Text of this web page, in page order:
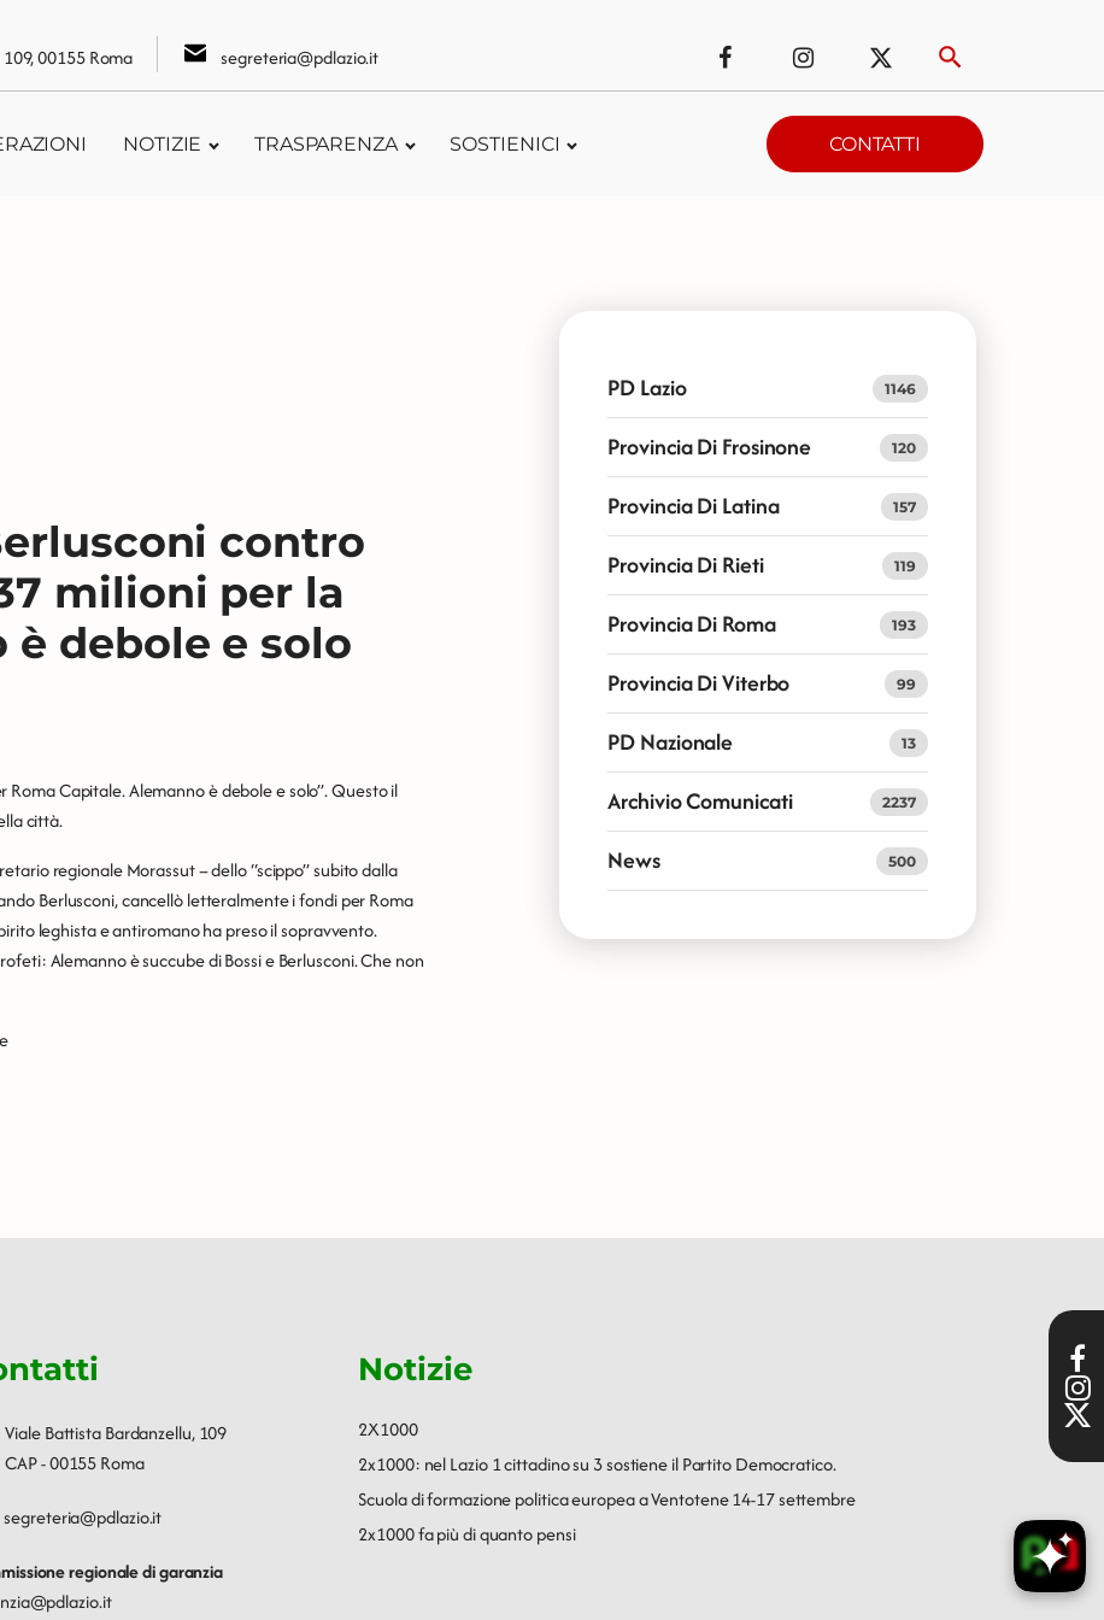
00155 Roma segreteria@pdlazio.it
NOTIZIE TRASPARENZA SOSTIENICI CONTATTI
contro
milioni per la
è debole e solo
Roma Capitale. Alemanno è debole e solo”. Questo il
città.
regionale Morassut – dello “scippo” subito dalla
Berlusconi, cancellò letteralmente i fondi per Roma
leghista e antiromano ha preso il sopravvento.
Alemanno è succube di Bossi e Berlusconi. Che non
PD Lazio 1146
Provincia Di Frosinone 120
Provincia Di Latina 157
Provincia Di Rieti 119
Provincia Di Roma 193
Provincia Di Viterbo 99
PD Nazionale 13
Archivio Comunicati 2237
News 500
Viale Battista Bardanzellu, 109
CAP - 00155 Roma
segreteria@pdlazio.it
regionale di garanzia
Notizie
2X1000
2x1000: nel Lazio 1 cittadino su 3 sostiene il Partito Democratico.
Scuola di formazione politica europea a Ventotene 14-17 settembre
2x1000 fa più di quanto pensi